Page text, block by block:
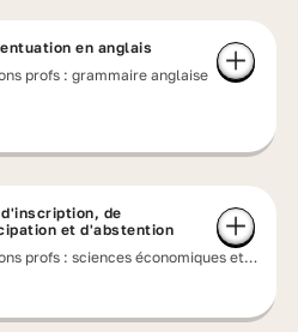
en anglais
profs : grammaire anglaise
d'inscription, de
et d'abstention
profs : sciences économiques et